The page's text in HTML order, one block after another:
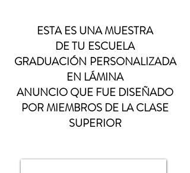
ESTA ES UNA MUESTRA
DE TU ESCUELA
GRADUACIÓN PERSONALIZADA
EN LÁMINA
ANUNCIO QUE FUE DISEÑADO
POR MIEMBROS DE LA CLASE
SUPERIOR